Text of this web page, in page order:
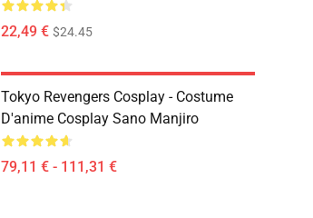
22,49 € $24.45
Tokyo Revengers Cosplay - Costume
D'anime Cosplay Sano Manjiro
79,11 € - 111,31 €